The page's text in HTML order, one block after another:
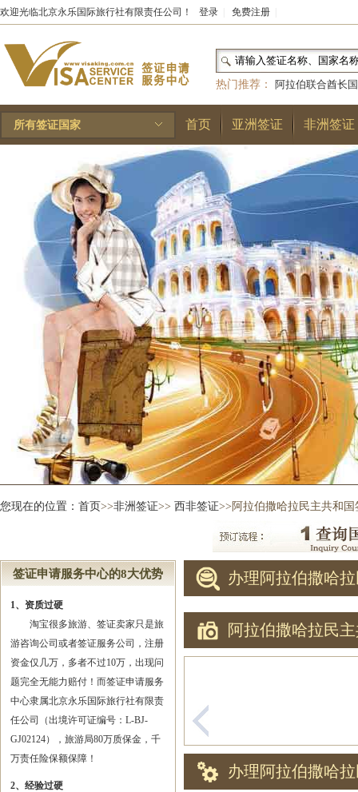
欢迎光临北京永乐国际旅行社有限责任公司！ 登录 免费注册
热门推荐：
阿拉伯联合酋长国
和国|布基纳法索|巴勒斯坦
林王国|安道尔公国|
所有签证国家 首页 亚洲签证 非洲签证
您现在的位置： 首页>>非洲签证>> 西非签证>>阿拉伯撒哈拉民主共和国
签证申请服务中心的8大优势
1、资质过硬
淘宝很多旅游、签证卖家只是旅
游咨询公司或者签证服务公司，注册
资金仅几万，多者不过10万，出现问
题完全无能力赔付！而签证申请服务
中心隶属北京永乐国际旅行社有限责
任公司（出境许可证编号：L-BJ-
GJ02124），旅游局80万质保金，千
万责任险保额保障！
2、经验过硬
办理阿拉伯撒哈
阿拉伯撒哈拉民
办理阿拉伯撒哈